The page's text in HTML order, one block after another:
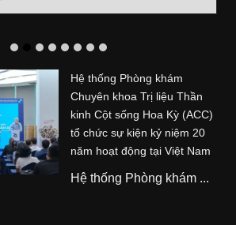
Hệ thống Phòng khám
Chuyên khoa Trị liệu Thần
kinh Cột sống Hoa Kỳ (ACC)
tổ chức sự kiện kỷ niệm 20
năm hoạt động tại Việt Nam
Hệ thống Phòng khám ...